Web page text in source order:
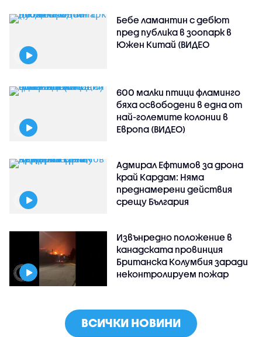
Бебе ламантин с дебют
пред публика в зоопарк в
Южен Китай (ВИДЕО
600 малки птици фламинго
бяха освободени в една от
най-големите колонии в
Европа (ВИДЕО)
Адмирал Ефтимов за дрона
край Кардам: Няма
преднамерени действия
срещу България
Извънредно положение в
канадската провинция
Британска Колумбия заради
неконтролируем пожар
ВСИЧКИ НОВИНИ